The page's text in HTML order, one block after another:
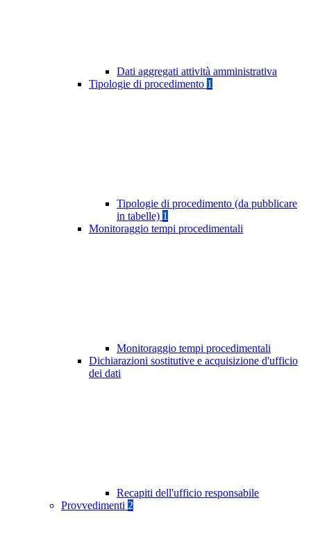
Dati aggregati attività amministrativa
Tipologie di procedimento 1
Tipologie di procedimento (da pubblicare
in tabelle) 1
Monitoraggio tempi procedimentali
Monitoraggio tempi procedimentali
Dichiarazioni sostitutive e acquisizione d'ufficio
dei dati
Recapiti dell'ufficio responsabile
Provvedimenti 2